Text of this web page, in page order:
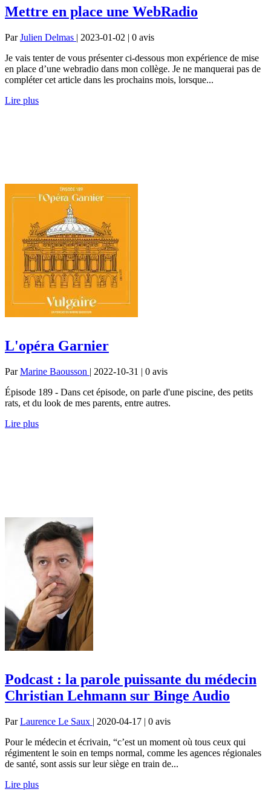
Mettre en place une WebRadio
ParJulien Delmas | 2023-01-02 | 0 avis
Je vais tenter de vous présenter ci-dessous mon expérience de mise
en place d’une webradio dans mon collège. Je ne manquerai pas de
compléter cet article dans les prochains mois, lorsque...
Lire plus
L'opéra Garnier
ParMarine Baousson | 2022-10-31 | 0 avis
Épisode 189 - Dans cet épisode, on parle d'une piscine, des petits
rats, et du look de mes parents, entre autres.
Lire plus
Podcast : la parole puissante du médecin
Christian Lehmann sur Binge Audio
ParLaurence Le Saux | 2020-04-17 | 0 avis
Pour le médecin et écrivain, “c’est un moment où tous ceux qui
régimentent le soin en temps normal, comme les agences régionales
de santé, sont assis sur leur siège en train de...
Lire plus